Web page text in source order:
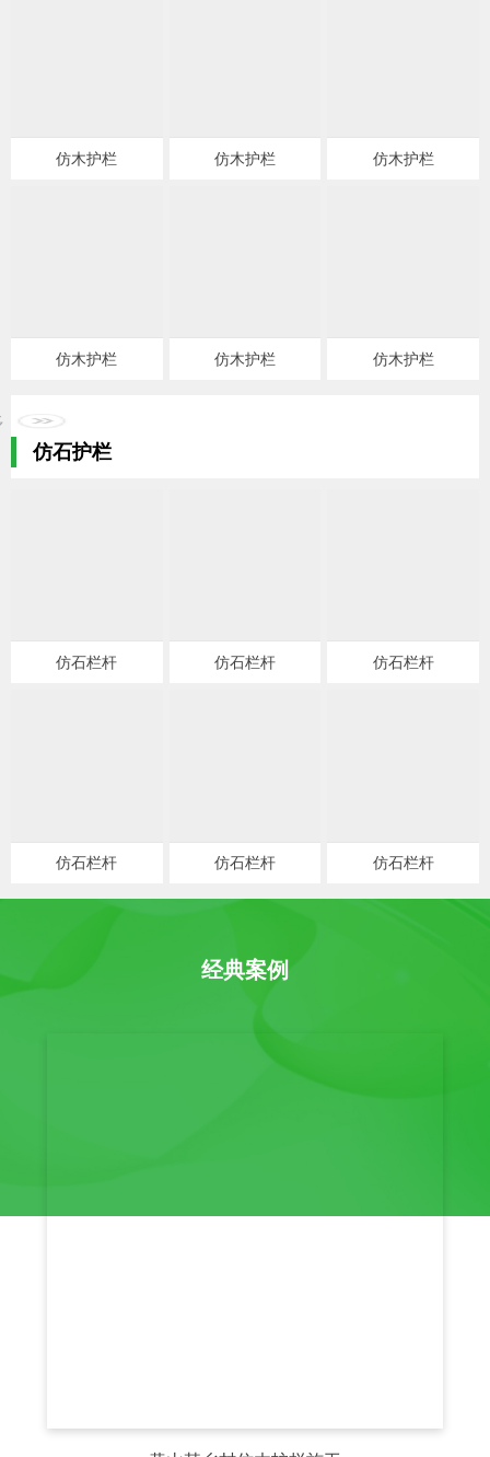
仿木护栏 仿木护栏 仿木护栏
仿木护栏 仿木护栏 仿木护栏
仿石护栏
仿石栏杆 仿石栏杆 仿石栏杆
仿石栏杆 仿石栏杆 仿石栏杆